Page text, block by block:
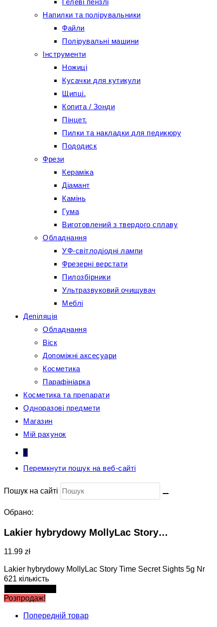
Гелеві пензлі
Напилки та полірувальники
Файли
Полірувальні машини
Інструменти
Ножиці
Кусачки для кутикули
Щипці.
Копита / Зонди
Пінцет.
Пилки та накладки для педикюру
Пододиск
Фрези
Кераміка
Діамант
Камінь
Гума
Виготовлений з твердого сплаву
Обладнання
УФ-світлодіодні лампи
Фрезерні верстати
Пилозбірники
Ультразвуковий очищувач
Меблі
Депіляція
Обладнання
Віск
Допоміжні аксесуари
Косметика
Парафініарка
Косметика та препарати
Одноразові предмети
Магазин
Мій рахунок
0
Перемкнути пошук на веб-сайті
Пошук на сайті
Обрано:
Lakier hybrydowy MollyLac Story…
11.99 zł
Lakier hybrydowy MollyLac Story Time Secret Sights 5g Nr
621 кількість
Розпродаж!
Попередній товар